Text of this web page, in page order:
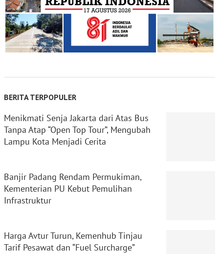
BERITA TERPOPULER
Menikmati Senja Jakarta dari Atas Bus
Tanpa Atap “Open Top Tour”, Mengubah
Lampu Kota Menjadi Cerita
Banjir Padang Rendam Permukiman,
Kementerian PU Kebut Pemulihan
Infrastruktur
Harga Avtur Turun, Kemenhub Tinjau
Tarif Pesawat dan “Fuel Surcharge”